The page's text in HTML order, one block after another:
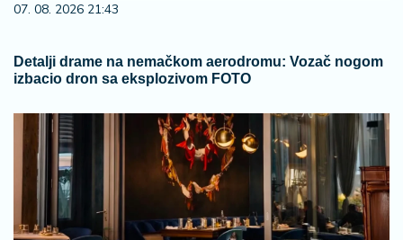
07. 08. 2026 21:43
Detalji drame na nemačkom aerodromu: Vozač nogom
izbacio dron sa eksplozivom FOTO